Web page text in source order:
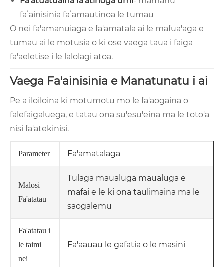
faʻainisinia faʻamautinoa le tumau
O nei fa'amanuiaga e fa'amatala ai le mafua'aga e
tumau ai le motusia o ki ose vaega taua i faiga
fa'aeletise i le lalolagi atoa.
Vaega Fa'ainisinia e Manatunatu i ai
Pe a iloiloina ki motumotu mo le fa'aogaina o
falefaigaluega, e tatau ona su'esu'eina ma le toto'a
nisi fa'atekinisi.
Parameter Fa'amatalaga
Malosi
Fa'atatau
Tulaga maualuga maualuga e
mafai e le ki ona taulimaina ma le
saogalemu
Fa'atatau i
le taimi
nei
Fa'aauau le gafatia o le masini